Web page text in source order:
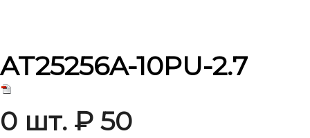
AT25256A-10PU-2.7
0 шт. ₽ 50